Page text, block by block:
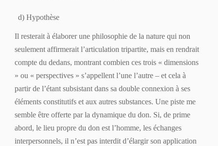
d) Hypothèse
Il resterait à élaborer une philosophie de la nature qui non
seulement affirmerait l’articulation tripartite, mais en rendrait
compte du dedans, montrant combien ces trois « dimensions
» ou « perspectives » s’appellent l’une l’autre – et cela à
partir de l’étant subsistant dans sa double connexion à ses
éléments constitutifs et aux autres substances. Une piste me
semble être offerte par la dynamique du don. Si, de prime
abord, le lieu propre du don est l’homme, les échanges
interpersonnels, il n’est pas interdit d’élargir son application